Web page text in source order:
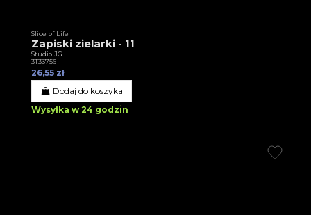
Slice of Life
Zapiski zielarki - 11
Studio JG
3T33756
26,55 zł
Dodaj do koszyka
Wysyłka w 24 godzin